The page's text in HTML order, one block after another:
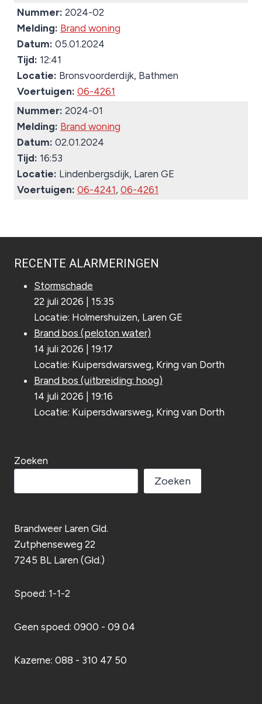
Nummer: 2024-02
Melding: Brand woning
Datum: 05.01.2024
Tijd: 12:41
Locatie: Bronsvoorderdijk, Bathmen
Voertuigen: 06-4261
Nummer: 2024-01
Melding: Brand woning
Datum: 02.01.2024
Tijd: 16:53
Locatie: Lindenbergsdijk, Laren GE
Voertuigen: 06-4241, 06-4261
RECENTE ALARMERINGEN
Stormschade
22 juli 2026
15:35
Locatie: Holmershuizen, Laren GE
Brand bos (peloton water)
14 juli 2026
19:17
Locatie: Kuipersdwarsweg, Kring van Dorth
Brand bos (uitbreiding: hoog)
14 juli 2026
19:16
Locatie: Kuipersdwarsweg, Kring van Dorth
Zoeken
Zoeken
Brandweer Laren Gld.
Zutphenseweg 22
7245 BL Laren (Gld.)
Spoed: 1-1-2
Geen spoed: 0900 - 09 04
Kazerne: 088 - 310 47 50